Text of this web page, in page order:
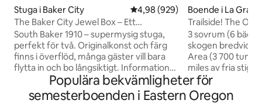
Stuga i Baker City 4,98 av 5 i genomsnittligt
4,98 (929)
The Baker City Jewel Box – Ett
hundvänligt konsthus
South Baker 1910 – supermysig stuga,
perfekt för två. Originalkonst och färg
finns i överflöd, många gäster vill bara
flytta in och bo långsiktigt. Information
om lokala sevärdheter, restauranger och
saker att göra finns på plats så det är
perfekt för Basecamp Baker äventyr
Boende i La
Trailside! The Owl
Area
3 sovrum (6
skogen bredvid
Area (3 700
miles av fria
minuter från
cykling och
ytterdörren. Var
Populära bekvämligheter för
semesterboenden i Eastern Oregon